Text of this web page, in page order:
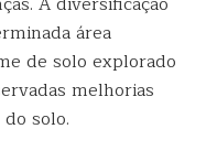
área
de solo explorado
melhorias
solo.